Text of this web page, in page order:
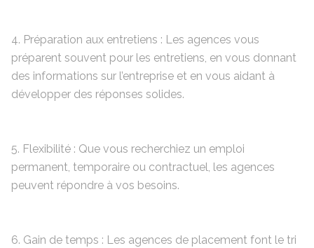
4. Préparation aux entretiens : Les agences vous
préparent souvent pour les entretiens, en vous donnant
des informations sur l’entreprise et en vous aidant à
développer des réponses solides.
5. Flexibilité : Que vous recherchiez un emploi
permanent, temporaire ou contractuel, les agences
peuvent répondre à vos besoins.
6. Gain de temps : Les agences de placement font le tri